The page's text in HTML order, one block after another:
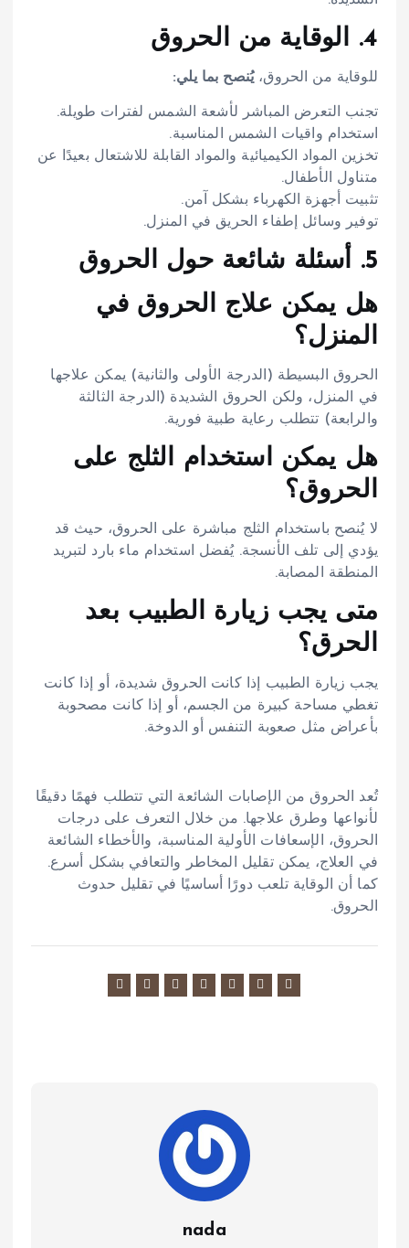
4. الوقاية من الحروق
للوقاية من الحروق، يُنصح بما يلي:
تجنب التعرض المباشر لأشعة الشمس لفترات طويلة.
استخدام واقيات الشمس المناسبة.
تخزين المواد الكيميائية والمواد القابلة للاشتعال بعيدًا عن
متناول الأطفال.
تثبيت أجهزة الكهرباء بشكل آمن.
توفير وسائل إطفاء الحريق في المنزل.
5. أسئلة شائعة حول الحروق
هل يمكن علاج الحروق في
المنزل؟
الحروق البسيطة (الدرجة الأولى والثانية) يمكن علاجها
في المنزل، ولكن الحروق الشديدة (الدرجة الثالثة
والرابعة) تتطلب رعاية طبية فورية.
هل يمكن استخدام الثلج على
الحروق؟
لا يُنصح باستخدام الثلج مباشرة على الحروق، حيث قد
يؤدي إلى تلف الأنسجة. يُفضل استخدام ماء بارد لتبريد
المنطقة المصابة.
متى يجب زيارة الطبيب بعد
الحرق؟
يجب زيارة الطبيب إذا كانت الحروق شديدة، أو إذا كانت
تغطي مساحة كبيرة من الجسم، أو إذا كانت مصحوبة
بأعراض مثل صعوبة التنفس أو الدوخة.
تُعد الحروق من الإصابات الشائعة التي تتطلب فهمًا دقيقًا
لأنواعها وطرق علاجها. من خلال التعرف على درجات
الحروق، الإسعافات الأولية المناسبة، والأخطاء الشائعة
في العلاج، يمكن تقليل المخاطر والتعافي بشكل أسرع.
كما أن الوقاية تلعب دورًا أساسيًا في تقليل حدوث
الحروق.
nada